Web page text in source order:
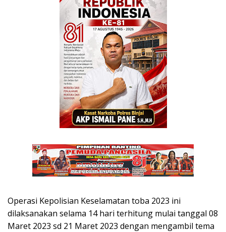
Operasi Kepolisian Keselamatan toba 2023 ini
dilaksanakan selama 14 hari terhitung mulai tanggal 08
Maret 2023 sd 21 Maret 2023 dengan mengambil tema